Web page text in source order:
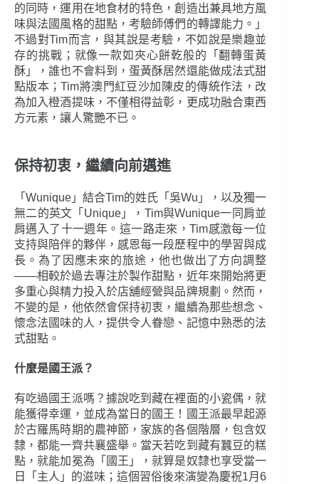
的同時，運用在地食材的特色，創造出兼具地方風
味與法國風格的甜點，考驗師傅們的轉譯能力。」
不過對Tim而言，與其說是考驗，不如說是樂趣並
存的挑戰；就像一款如夾心餅乾般的「翻轉蛋黃
酥」，誰也不會料到，蛋黃酥居然還能做成法式甜
點版本；Tim將澳門紅豆沙加陳皮的傳統作法，改
為加入橙酒提味，不僅相得益彰，更成功融合東西
方元素，讓人驚艷不已。
保持初衷，繼續向前邁進
「Wunique」結合Tim的姓氏「吳Wu」，以及獨一
無二的英文「Unique」，Tim與Wunique一同肩並
肩邁入了十一週年。這一路走來，Tim感激每一位
支持與陪伴的夥伴，感恩每一段歷程中的學習與成
長。為了因應未來的旅途，他也做出了方向調整
——相較於過去專注於製作甜點，近年來開始將更
多重心與精力投入於店舖經營與品牌規劃。然而，
不變的是，他依然會保持初衷，繼續為那些想念、
懷念法國味的人，提供令人眷戀、記憶中熟悉的法
式甜點。
什麼是國王派？
有吃過國王派嗎？據說吃到藏在裡面的小瓷偶，就
能獲得幸運，並成為當日的國王！國王派最早起源
於古羅馬時期的農神節，家族的各個階層，包含奴
隸，都能一齊共襄盛舉。當天若吃到藏有蠶豆的糕
點，就能加冕為「國王」，就算是奴隸也享受當一
日「主人」的滋味；這個習俗後來演變為慶祝1月6